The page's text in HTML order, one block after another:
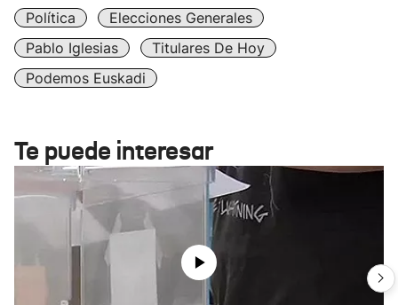
Política
Elecciones Generales
Pablo Iglesias
Titulares De Hoy
Podemos Euskadi
Te puede interesar